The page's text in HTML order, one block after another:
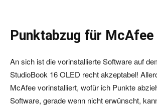
Punktabzug für McAfee
An sich ist die vorinstallierte Software auf
StudioBook 16 OLED recht akzeptabel!
McAfee vorinstalliert, wofür ich Punkte
Software, gerade wenn nicht erwünscht,